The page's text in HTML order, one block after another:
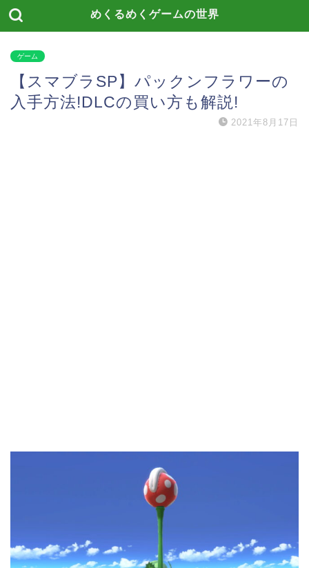
めくるめくゲームの世界
ゲーム
【スマブラSP】パックンフラワーの
入手方法!DLCの買い方も解説!
2021年8月17日